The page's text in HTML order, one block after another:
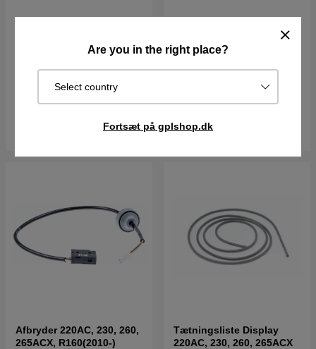
Are you in the right place?
Select country
Fortsæt på gplshop.dk
Hasplat 210C, 220Ac,
I lager
Køb
Pakningshjul Motor
I lager
Afbryder 220AC, 230, 260,
265ACX, R160(2010-)
Tætningsliste Display
220AC, 230, 260, 265ACX